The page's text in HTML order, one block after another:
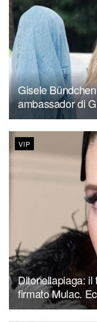
Gisele
ambassador di
VIP
Ditonellapiaga:
firmato Mulac.